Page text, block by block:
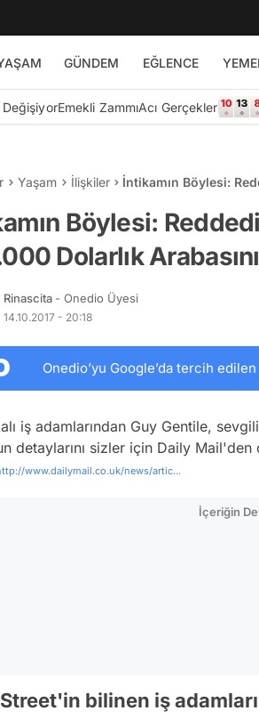
GÜNDEM EĞLENCE
DeğişiyorEmekli ZammıAcı Gerçekler
Yaşam İlişkiler
İntikamın Böylesi:
Böylesi:
Dolarlık
Rinascita - Onedio Üyesi
14.10.2017 - 20:18
Onedio’yu Google’da tercih
iş adamlarından Guy Gentile,
detaylarını sizler için Daily Mail'den
www.dailymail.co.uk/news/artic...
İçeriğin
bilinen iş